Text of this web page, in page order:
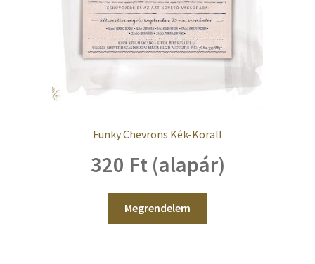
Funky Chevrons Kék-Korall
320 Ft (alapár)
Megrendelem